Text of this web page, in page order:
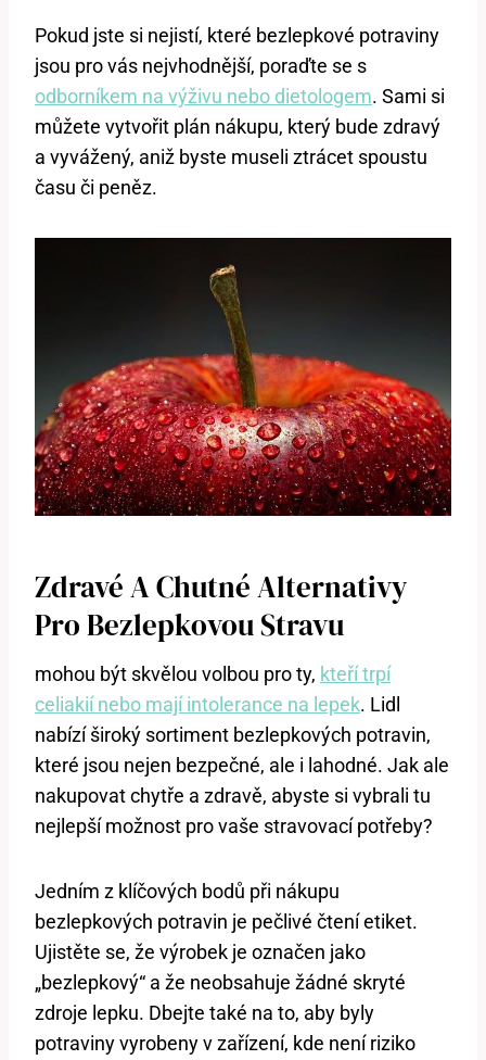
Pokud jste si nejistí, které bezlepkové potraviny
jsou pro vás nejvhodnější, poraďte se s
odborníkem na výživu nebo dietologem. Sami si
můžete vytvořit plán nákupu, který bude zdravý
a vyvážený, aniž byste museli ztrácet spoustu
času či peněz.
Zdravé A Chutné Alternativy
Pro Bezlepkovou Stravu
mohou být skvělou volbou pro ty, kteří trpí
celiakií nebo mají intolerance na lepek. Lidl
nabízí široký sortiment bezlepkových potravin,
které jsou nejen bezpečné, ale i lahodné. Jak ale
nakupovat chytře a zdravě, abyste si vybrali tu
nejlepší možnost pro vaše stravovací potřeby?
Jedním z klíčových bodů při nákupu
bezlepkových potravin je pečlivé čtení etiket.
Ujistěte se, že výrobek je označen jako
„bezlepkový“ a že neobsahuje žádné skryté
zdroje lepku. Dbejte také na to, aby byly
potraviny vyrobeny v zařízení, kde není riziko